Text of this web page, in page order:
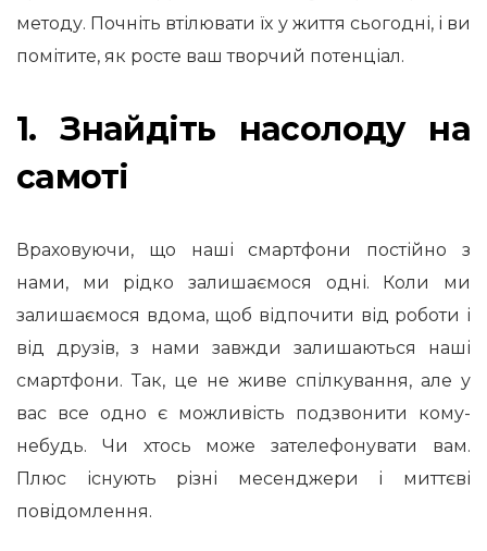
методу. Почніть втілювати їх у життя сьогодні, і ви
помітите, як росте ваш творчий потенціал.
1. Знайдіть насолоду на
самоті
Враховуючи, що наші смартфони постійно з
нами, ми рідко залишаємося одні. Коли ми
залишаємося вдома, щоб відпочити від роботи і
від друзів, з нами завжди залишаються наші
смартфони. Так, це не живе спілкування, але у
вас все одно є можливість подзвонити кому-
небудь. Чи хтось може зателефонувати вам.
Плюс існують різні месенджери і миттєві
повідомлення.